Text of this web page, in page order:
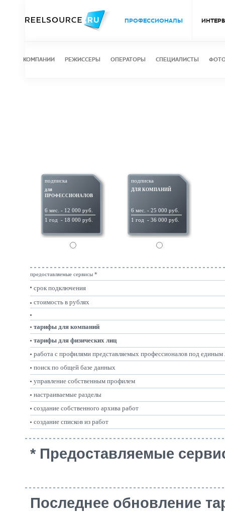
ПРОФЕССИОНАЛЫ
КОМПАНИИ РЕЖИССЕРЫ ОПЕРАТОРЫ СПЕЦИАЛИСТЫ
подписка
для
ПРОФЕССИОНАЛОВ
6 мес. - 12 000 руб.
1 год - 18 000 руб.
подписка
ДЛЯ КОМПАНИЙ
6 мес. - 25 000 руб.
1 год - 36 000 руб.
предоставляемые сервисы *
срок подключения
стоимость в рублях
тарифы для компаний
тарифы для физических лиц
работа с профилями представляемых профессионалов под
поиск по общей базе данных
управление собственным профилем
настраиваемые разделы
создание собственного архива работ
создание списков из работ
* Предоставляемые
Последнее обновление